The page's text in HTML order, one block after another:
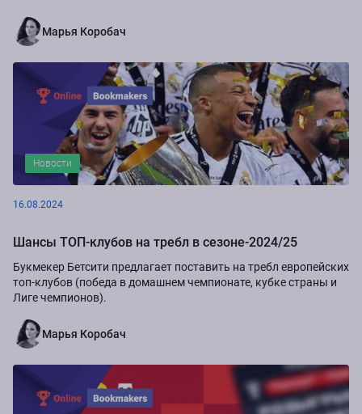
Марья Коробач
Новости
16.08.2024
Шансы ТОП-клубов на требл в сезоне-2024/25
Букмекер Бетсити предлагает поставить на требл европейских
топ-клубов (победа в домашнем чемпионате, кубке страны и
Лиге чемпионов).
Марья Коробач